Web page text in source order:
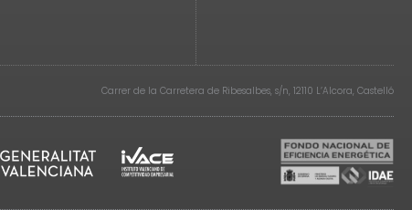
Carrer de la Carretera de Ribesalbes, s/n, 12110 L’Alcora, Castelló